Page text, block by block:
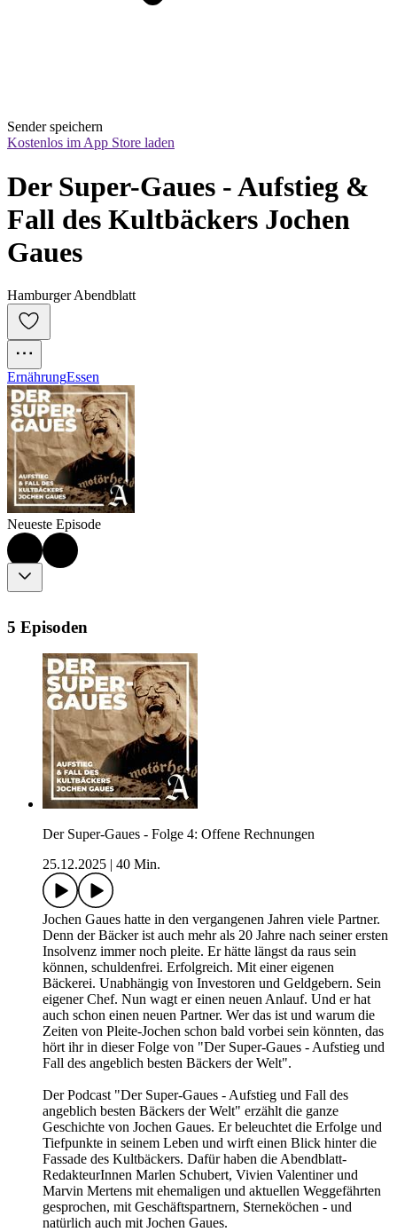
Sender speichern
Kostenlos im App Store laden
Der Super-Gaues - Aufstieg &
Fall des Kultbäckers Jochen
Gaues
Hamburger Abendblatt
ErnährungEssen
Neueste Episode
5 Episoden
Der Super-Gaues - Folge 4: Offene Rechnungen
25.12.2025
40 Min.
Jochen Gaues hatte in den vergangenen Jahren viele Partner.
Denn der Bäcker ist auch mehr als 20 Jahre nach seiner ersten
Insolvenz immer noch pleite. Er hätte längst da raus sein
können, schuldenfrei. Erfolgreich. Mit einer eigenen
Bäckerei. Unabhängig von Investoren und Geldgebern. Sein
eigener Chef. Nun wagt er einen neuen Anlauf. Und er hat
auch schon einen neuen Partner. Wer das ist und warum die
Zeiten von Pleite-Jochen schon bald vorbei sein könnten, das
hört ihr in dieser Folge von "Der Super-Gaues - Aufstieg und
Fall des angeblich besten Bäckers der Welt".
Der Podcast "Der Super-Gaues - Aufstieg und Fall des
angeblich besten Bäckers der Welt" erzählt die ganze
Geschichte von Jochen Gaues. Er beleuchtet die Erfolge und
Tiefpunkte in seinem Leben und wirft einen Blick hinter die
Fassade des Kultbäckers. Dafür haben die Abendblatt-
RedakteurInnen Marlen Schubert, Vivien Valentiner und
Marvin Mertens mit ehemaligen und aktuellen Weggefährten
gesprochen, mit Geschäftspartnern, Sterneköchen - und
natürlich auch mit Jochen Gaues.